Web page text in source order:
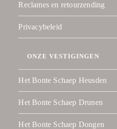
Reclames en retourzending
Privacybeleid
ONZE VESTIGINGEN
Het Bonte Schaep Heusden
Het Bonte Schaep Drunen
Het Bonte Schaep Dongen